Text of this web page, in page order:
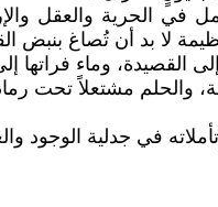
صاحب فكر ومقالة. منذ 2003، نشر
لا بد أن تُصاغ بنبض
القصيدة، وماء
والحلم مشتعلاً تحت
في جدلية الوجود